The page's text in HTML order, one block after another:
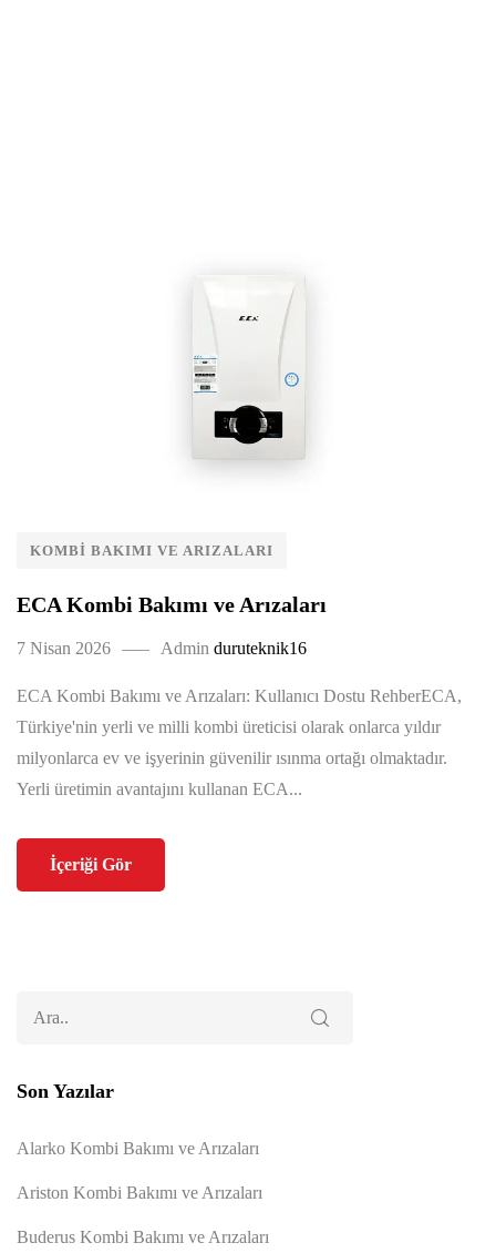
KOMBI BAKIMI VE ARIZALARI
ECA Kombi Bakımı ve Arızaları
7 Nisan 2026 Admin duruteknik16
ECA Kombi Bakımı ve Arızaları: Kullanıcı Dostu RehberECA,
Türkiye'nin yerli ve milli kombi üreticisi olarak onlarca yıldır
milyonlarca ev ve işyerinin güvenilir ısınma ortağı olmaktadır.
Yerli üretimin avantajını kullanan ECA...
İçeriği Gör
Son Yazılar
Alarko Kombi Bakımı ve Arızaları
Ariston Kombi Bakımı ve Arızaları
Buderus Kombi Bakımı ve Arızaları